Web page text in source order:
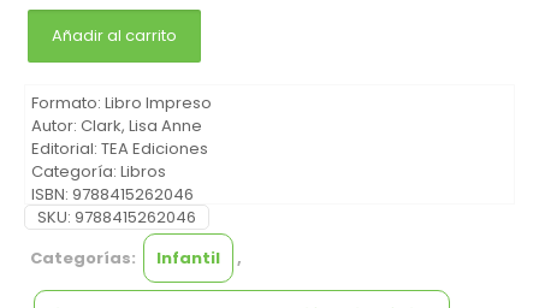
Añadir al carrito
Formato: Libro Impreso
Autor: Clark, Lisa Anne
Editorial: TEA Ediciones
Categoría: Libros
ISBN: 9788415262046
Idioma: Español
SKU: 9788415262046
Categorías:
Infantil ,